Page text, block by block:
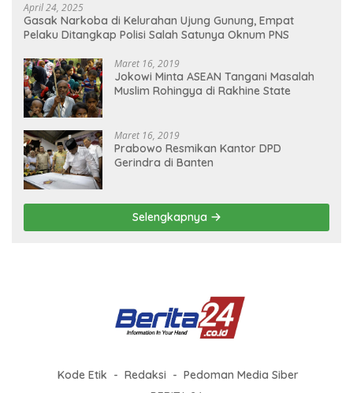
April 24, 2025
Gasak Narkoba di Kelurahan Ujung Gunung, Empat
Pelaku Ditangkap Polisi Salah Satunya Oknum PNS
Maret 16, 2019
Jokowi Minta ASEAN Tangani Masalah
Muslim Rohingya di Rakhine State
Maret 16, 2019
Prabowo Resmikan Kantor DPD
Gerindra di Banten
Selengkapnya
Kode Etik Redaksi
Pedoman Media Siber